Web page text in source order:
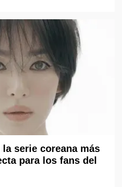
serie coreana más
para los fans del